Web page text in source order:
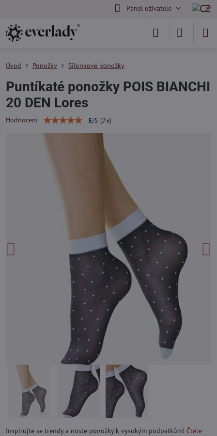
Panel uživatele
Úvod Ponožky Silonkové ponožky
Puntíkaté ponožky POIS BIANCHI
20 DEN Lores
Hodnocení 5/5 (7x)
Inspirujte se trendy a noste ponožky k vysokým podpatkům! Čtěte